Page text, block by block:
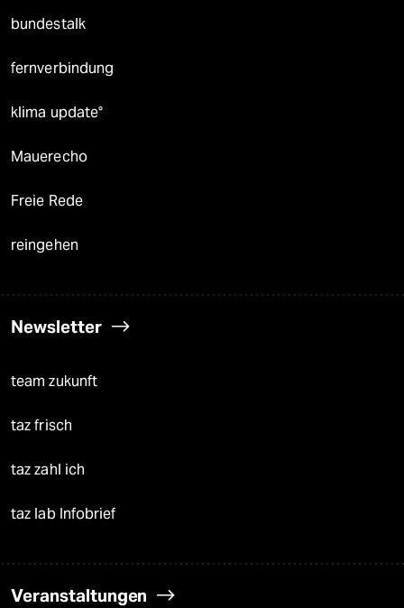
bundestalk
fernverbindung
klima update°
Mauerecho
Freie Rede
reingehen
Newsletter
team zukunft
taz frisch
taz zahl ich
taz lab Infobrief
Veranstaltungen